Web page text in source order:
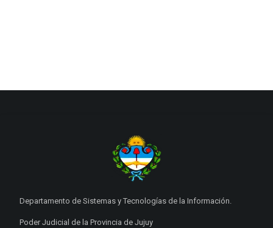
Departamento de Sistemas y Tecnologías de la Información.
Poder Judicial de la Provincia de Jujuy